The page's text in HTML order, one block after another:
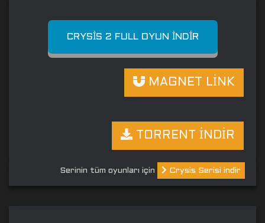
CRYSIS 2 FULL OYUN İNDIR
MAGNET LİNK
TORRENT İNDİR
Serinin tüm oyunları için Crysis Serisi indir